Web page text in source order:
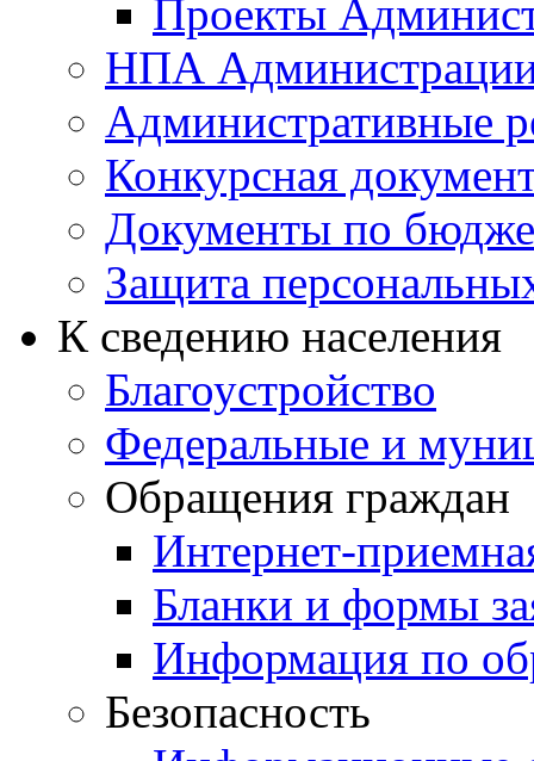
Проекты
НПА
Административные
Конкурсная
Документы по
Защита
К сведению населения
Благоустройство
Федеральные и
Обращения граждан
Интернет-
Бланки и формы
Информация по
Безопасность